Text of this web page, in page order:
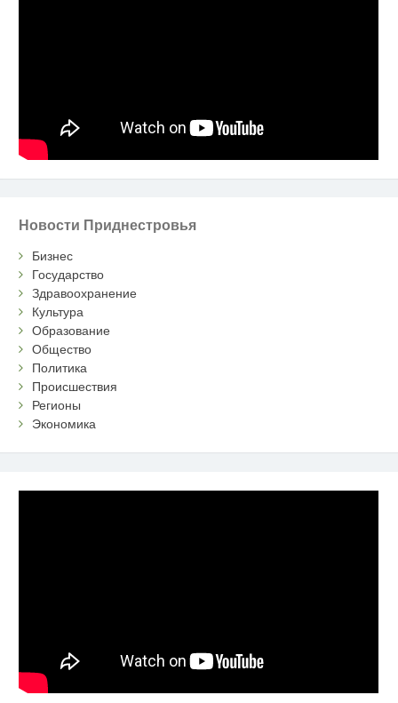
Новости Приднестровья
Бизнес
Государство
Здравоохранение
Культура
Образование
Общество
Политика
Происшествия
Регионы
Экономика